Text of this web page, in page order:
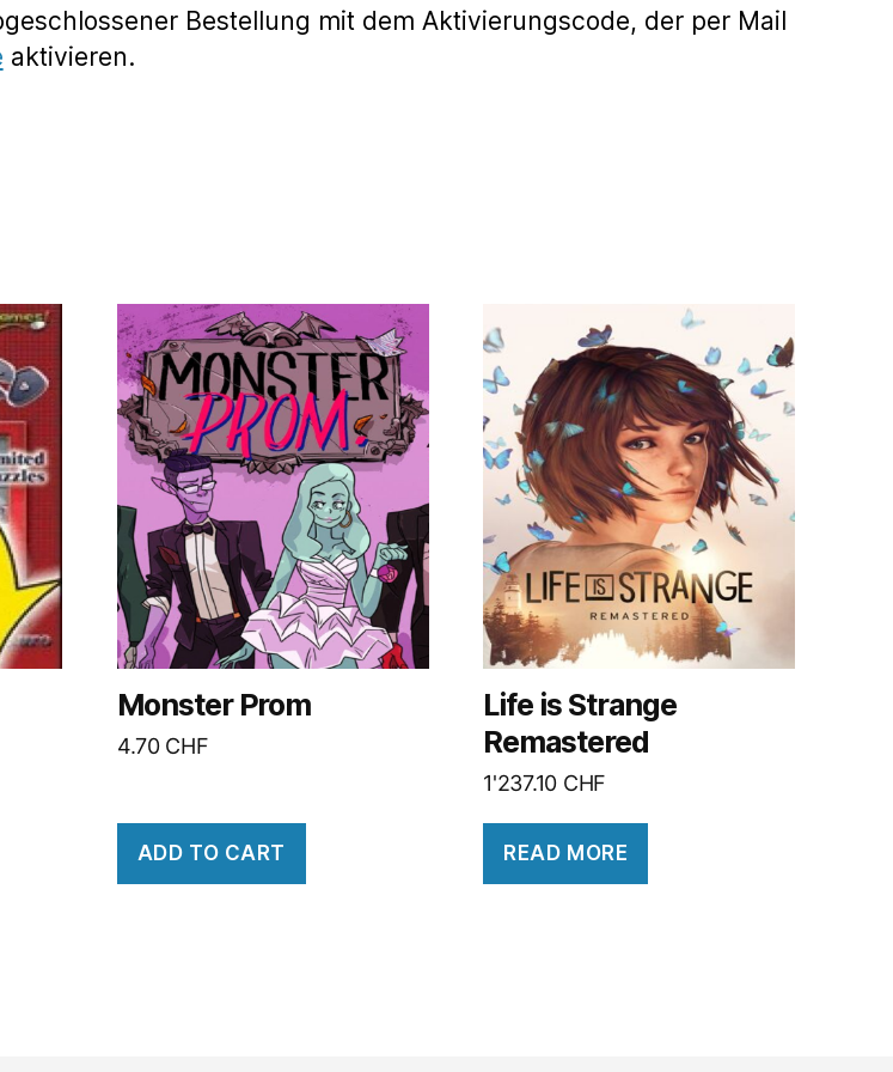
Bestellung mit dem Aktivierungscode, der per Mail
aktivieren.
Monster Prom
4.70 CHF
ADD TO CART
Life is Strange
Remastered
1'237.10 CHF
READ MORE